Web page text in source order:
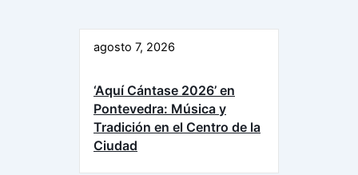
agosto 7, 2026
‘Aquí Cántase 2026’ en
Pontevedra: Música y
Tradición en el Centro de la
Ciudad